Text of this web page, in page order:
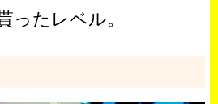
ったレベル。